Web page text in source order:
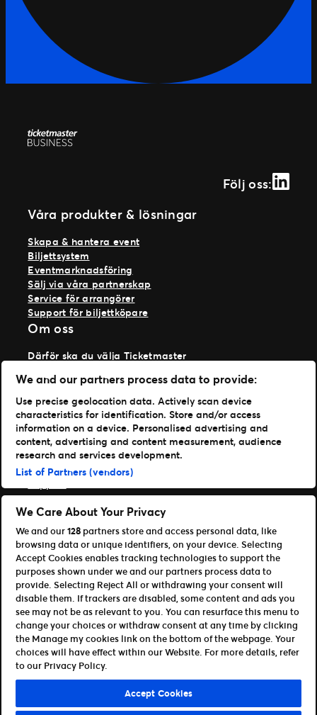
Följ oss:
Våra produkter & lösningar
Skapa & hantera event
Biljettsystem
Eventmarknadsföring
Sälj via våra partnerskap
Service för arrangörer
Support för biljettköpare
Om oss
Därför ska du välja Ticketmaster
Vi på Ticketmaster
Vår historia
Jobba hos oss
Materialspecifikationer
Läs mer
Nyheter
Logga in på TM1
Content Hub
Våra appar
Ticketmaster
TM1 Reports
Partnerskap & Affiliates
Bli affiliate / partner
För utvecklare (API och SDK)
Privacy Policy Cookie Policy
Manage my cookies and ad choices
We and our partners process data to provide:
Use precise geolocation data. Actively scan device
characteristics for identification. Store and/or access
information on a device. Personalised advertising and
content, advertising and content measurement, audience
research and services development.
List of Partners (vendors)
We Care About Your Privacy
We and our128 partners store and access personal data, like
browsing data or unique identifiers, on your device. Selecting
Accept Cookies enables tracking technologies to support the
purposes shown under we and our partners process data to
provide. Selecting Reject All or withdrawing your consent will
disable them. If trackers are disabled, some content and ads you
see may not be as relevant to you. You can resurface this menu to
change your choices or withdraw consent at any time by clicking
the Manage my cookies link on the bottom of the webpage. Your
choices will have effect within our Website. For more details, refer
to our Privacy Policy.
Accept Cookies